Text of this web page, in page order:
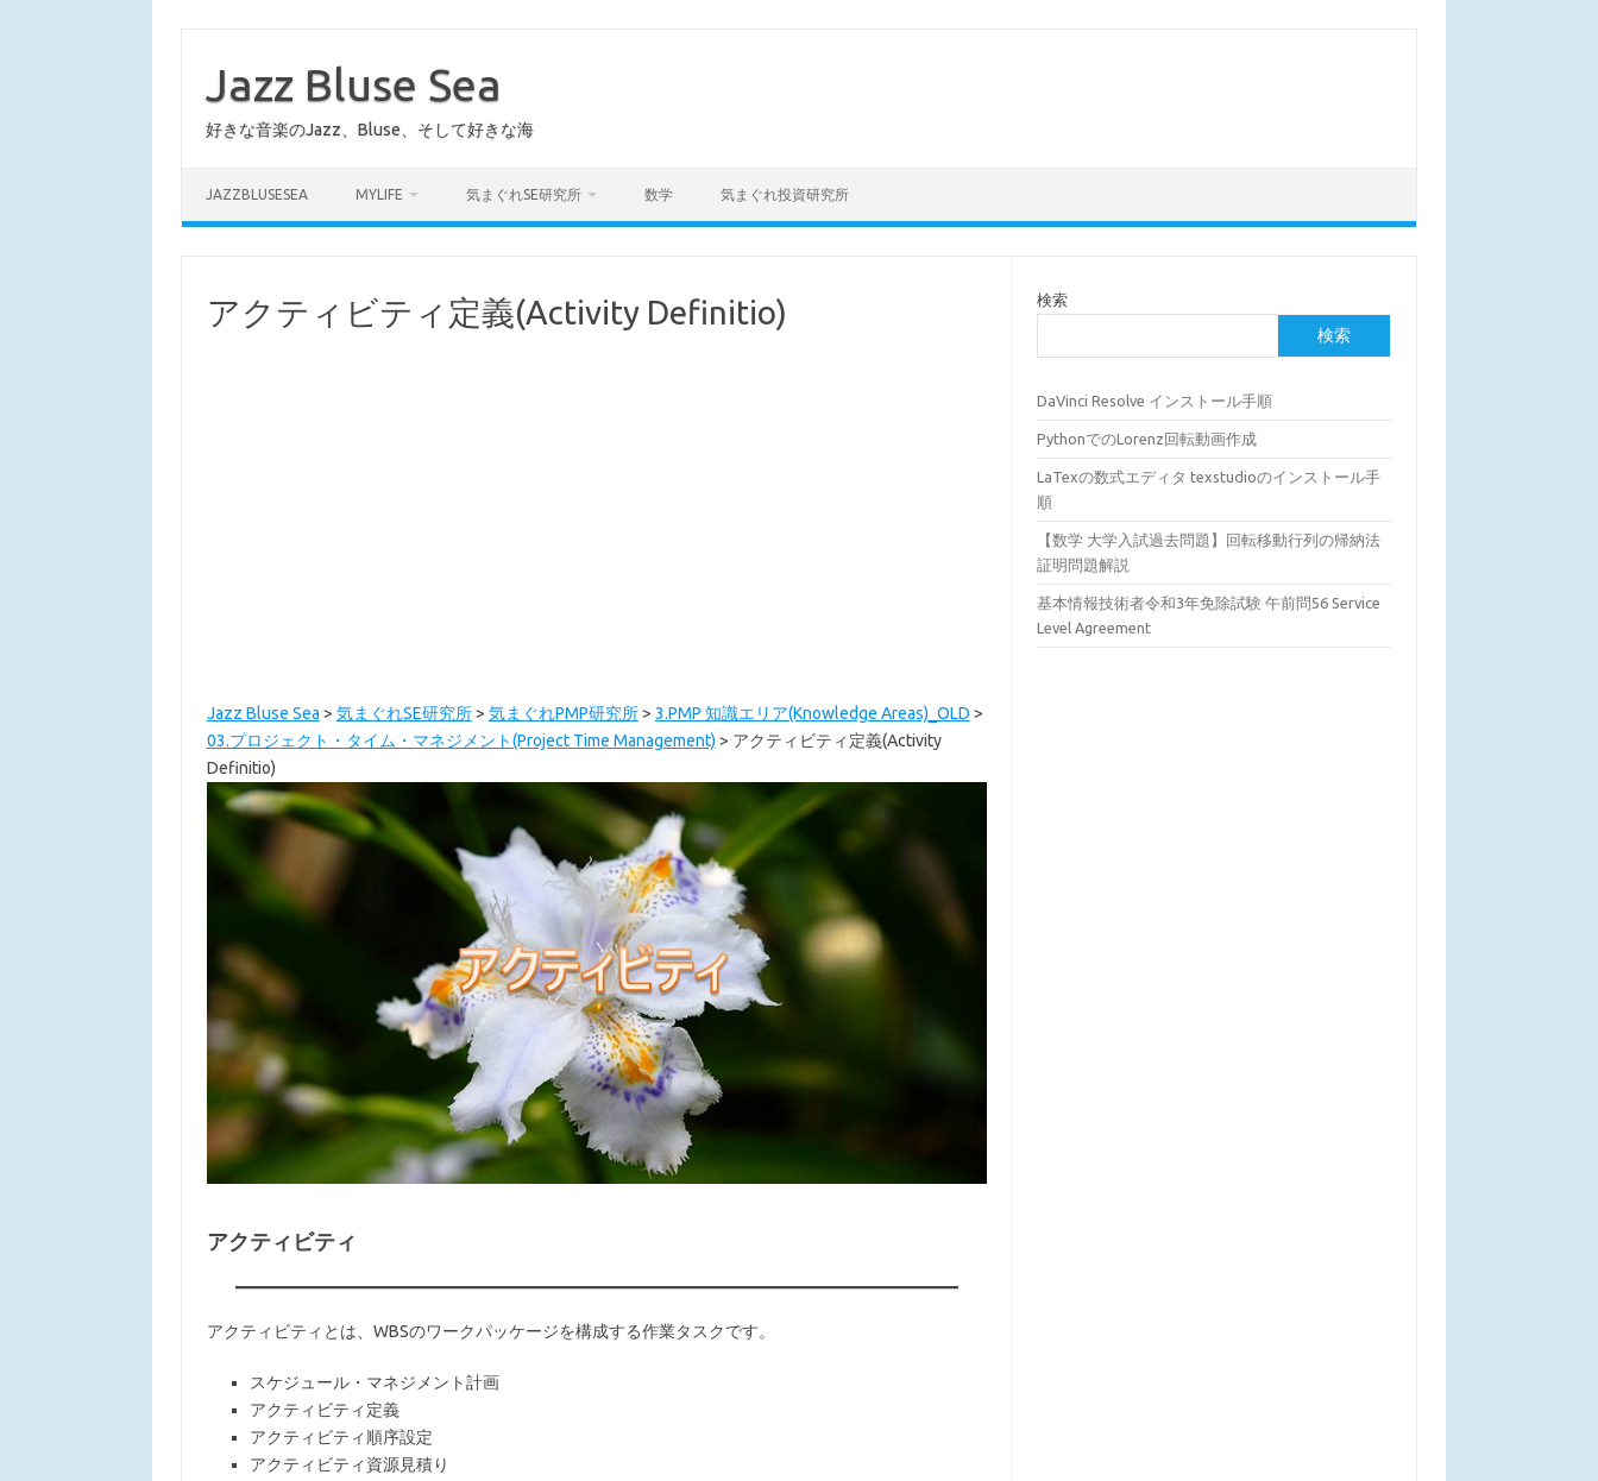
Jazz Bluse Sea
好きな音楽のJazz、Bluse、そして好きな海
JAZZBLUSESEA MYLIFE 気まぐれSE研究所 数学 気まぐれ投資研究所
アクティビティ定義(Activity Definitio)
Jazz Bluse Sea > 気まぐれSE研究所> 気まぐれPMP研究所> 3.PMP 知識エリア(Knowledge Areas)_OLD >
03.プロジェクト・タイム・マネジメント(Project Time Management) > アクティビティ定義(Activity
Definitio)
アクティビティ
アクティビティとは、WBSのワークパッケージを構成する作業タスクです。
スケジュール・マネジメント計画
アクティビティ定義
アクティビティ順序設定
アクティビティ資源見積り
検索
検索
DaVinci Resolve インストール手順
PythonでのLorenz回転動画作成
LaTexの数式エディタ texstudioのインストール手
順
【数学 大学入試過去問題】回転移動行列の帰納法
証明問題解説
基本情報技術者令和3年免除試験 午前問56 Service
Level Agreement